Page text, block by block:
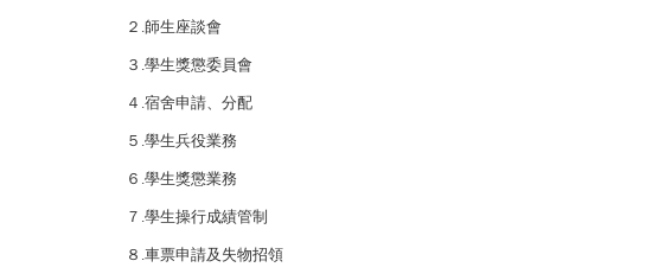
２.師生座談會
３.學生獎懲委員會
４.宿舍申請、分配
５.學生兵役業務
６.學生獎懲業務
７.學生操行成績管制
８.車票申請及失物招領